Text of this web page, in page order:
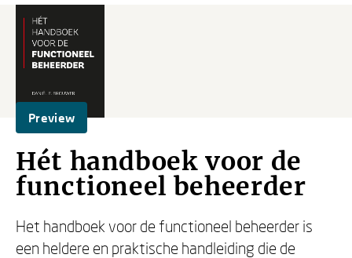
Preview
Hét handboek voor de
functioneel beheerder
Het handboek voor de functioneel beheerder is
een heldere en praktische handleiding die de